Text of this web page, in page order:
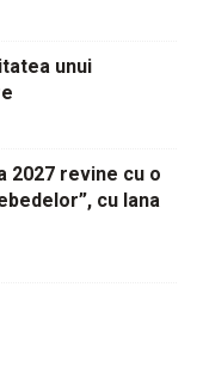
unui
2027 revine cu o
cu Iana